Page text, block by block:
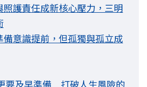
護責任成新核心壓力，三明
意識提前，但孤獨與孤立成
要及早準備 打破人生風險的